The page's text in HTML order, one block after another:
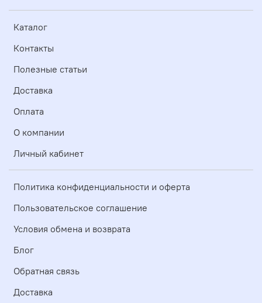
Каталог
Контакты
Полезные статьи
Доставка
Оплата
О компании
Личный кабинет
Политика конфиденциальности и оферта
Пользовательское соглашение
Условия обмена и возврата
Блог
Обратная связь
Доставка